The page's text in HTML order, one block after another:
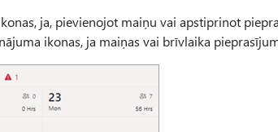
ja, pievienojot maiņu vai apstiprinot
ikonas, ja maiņas vai brīvlaika